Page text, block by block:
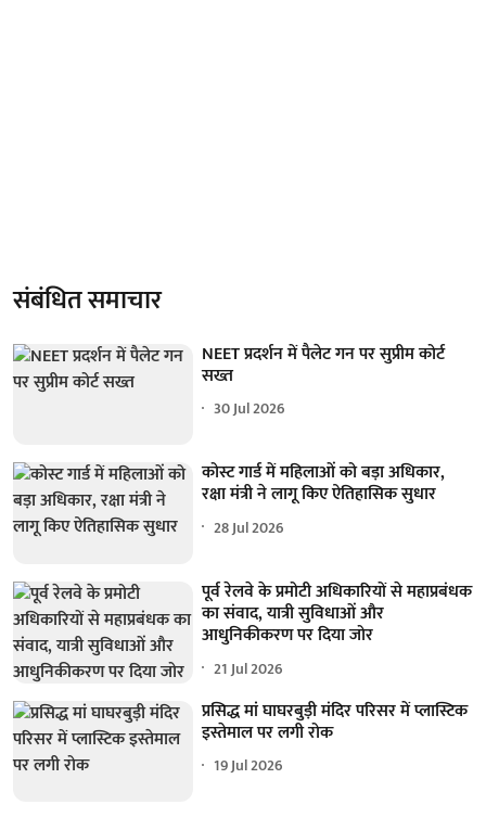
संबंधित समाचार
NEET प्रदर्शन में पैलेट गन पर सुप्रीम कोर्ट
सख्त
30 Jul 2026
कोस्ट गार्ड में महिलाओं को बड़ा अधिकार,
रक्षा मंत्री ने लागू किए ऐतिहासिक सुधार
28 Jul 2026
पूर्व रेलवे के प्रमोटी अधिकारियों से महाप्रबंधक
का संवाद, यात्री सुविधाओं और
आधुनिकीकरण पर दिया जोर
21 Jul 2026
प्रसिद्ध मां घाघरबुड़ी मंदिर परिसर में प्लास्टिक
इस्तेमाल पर लगी रोक
19 Jul 2026